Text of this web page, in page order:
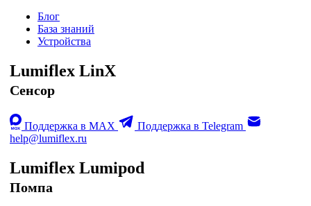
Блог
База знаний
Устройства
Lumiflex LinX
Сенсор
Поддержка в MAX
Поддержка в Telegram
help@lumiflex.ru
Lumiflex Lumipod
Помпа